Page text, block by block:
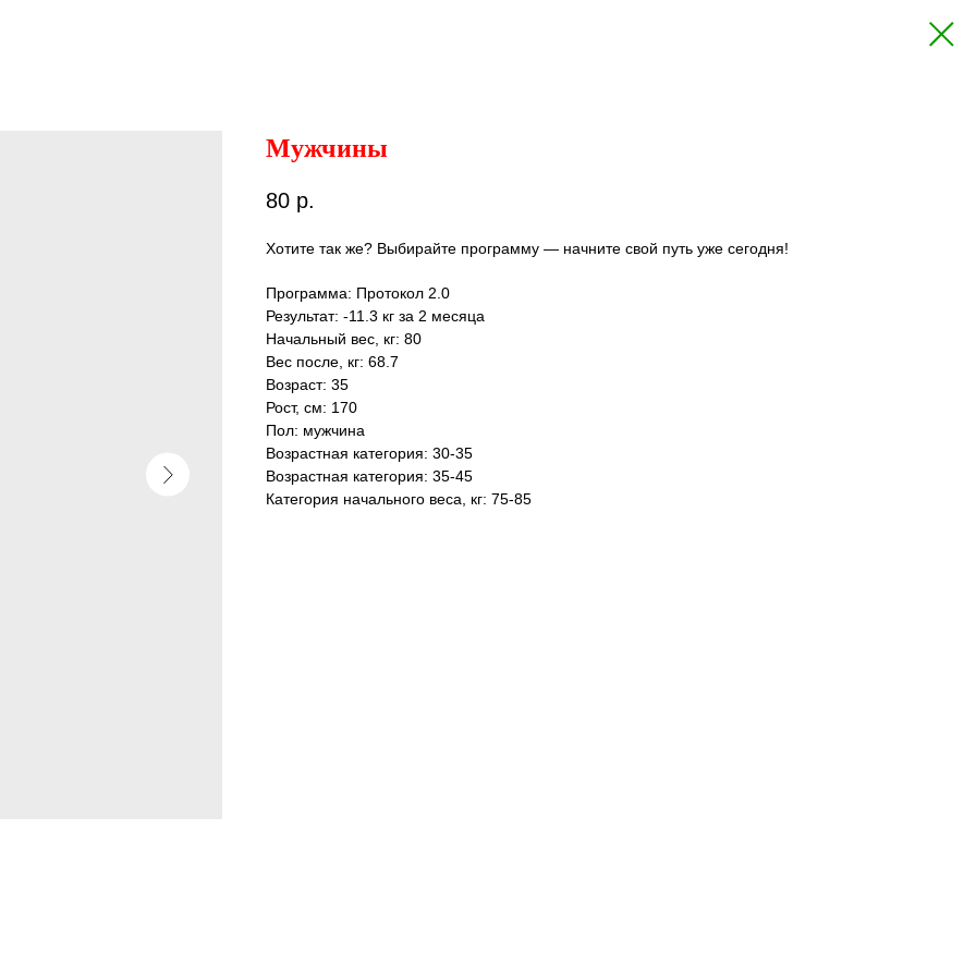
Мужчины
80 р.
Хотите так же? Выбирайте программу — начните свой путь уже сегодня!
Программа: Протокол 2.0
Результат: -11.3 кг за 2 месяца
Начальный вес, кг: 80
Вес после, кг: 68.7
Возраст: 35
Рост, см: 170
Пол: мужчина
Возрастная категория: 30-35
Возрастная категория: 35-45
Категория начального веса, кг: 75-85